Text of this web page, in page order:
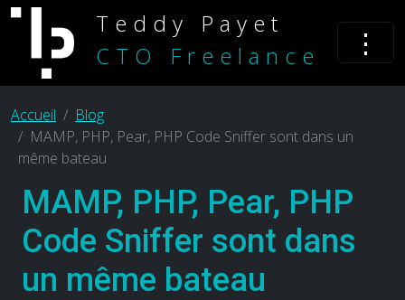
Teddy Payet
CTO Freelance
⋮
Accueil
Blog
MAMP, PHP, Pear, PHP Code Sniffer sont dans un
même bateau
MAMP, PHP, Pear, PHP
Code Sniffer sont dans
un même bateau